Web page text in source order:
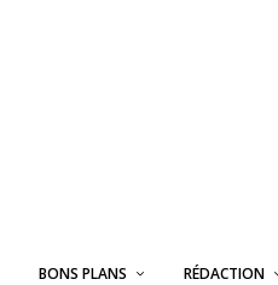
BONS PLANS RÉDACTION